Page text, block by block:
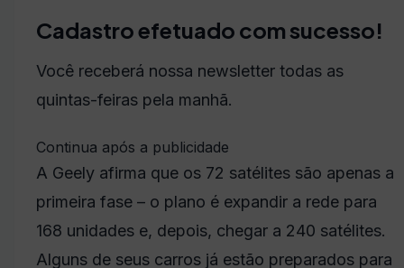
Cadastro efetuado com sucesso!
Você receberá nossa newsletter todas as
quintas-feiras pela manhã.
Continua após a publicidade
A Geely afirma que os 72 satélites são apenas a
primeira fase – o plano é expandir a rede para
168 unidades e, depois, chegar a 240 satélites.
Alguns de seus carros já estão preparados para